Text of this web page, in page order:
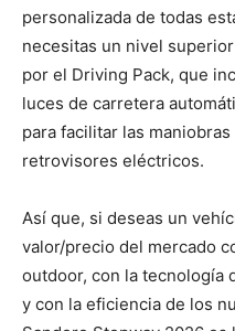
personalizada de todas
necesitas un nivel
por el Driving Pack, que
luces de carretera
para facilitar las
retrovisores eléctricos.
Así que, si deseas un
valor/precio del mercado
outdoor, con la tecnología
y con la eficiencia de los